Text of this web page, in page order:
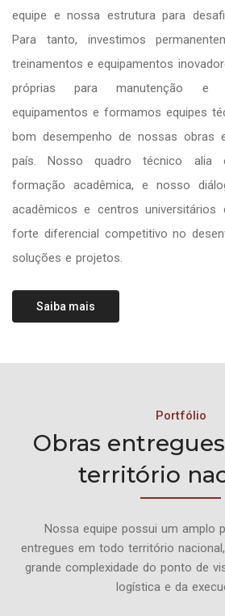
equipe e nossa estrutura para
Para tanto, investimos
treinamentos e equipamentos
próprias para manutenção e
equipamentos e formamos equipes
bom desempenho de nossas obras
país. Nosso quadro técnico alia
formação acadêmica, e nosso
acadêmicos e centros universitários
forte diferencial competitivo no
soluções e projetos.
Saiba mais
Portfólio
Obras
território
Nossa equipe possui um amplo
entregues em todo território
grande complexidade do ponto de
logística e da